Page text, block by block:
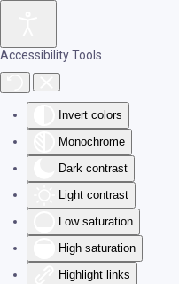
Accessibility Tools
Invert colors
Monochrome
Dark contrast
Light contrast
Low saturation
High saturation
Highlight links
Skip to main content